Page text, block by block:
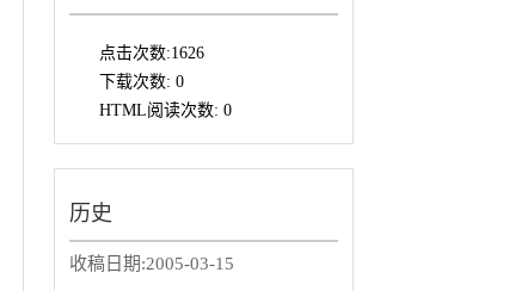
点击次数:1626
下载次数: 0
HTML阅读次数: 0
历史
收稿日期:2005-03-15